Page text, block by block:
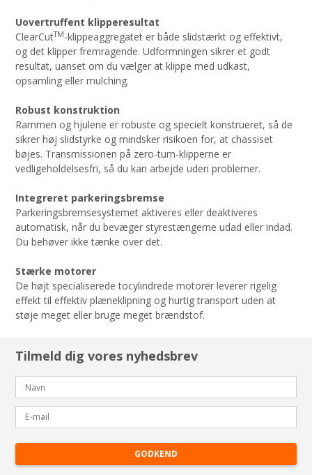
Uovertruffent klipperesultat
ClearCutTM-klippeaggregatet er både slidstærkt og effektivt,
og det klipper fremragende. Udformningen sikrer et godt
resultat, uanset om du vælger at klippe med udkast,
opsamling eller mulching.
Robust konstruktion
Rammen og hjulene er robuste og specielt konstrueret, så de
sikrer høj slidstyrke og mindsker risikoen for, at chassiset
bøjes. Transmissionen på zero-turn-klipperne er
vedligeholdelsesfri, så du kan arbejde uden problemer.
Integreret parkeringsbremse
Parkeringsbremsesystemet aktiveres eller deaktiveres
automatisk, når du bevæger styrestængerne udad eller indad.
Du behøver ikke tænke over det.
Stærke motorer
De højt specialiserede tocylindrede motorer leverer rigelig
effekt til effektiv plæneklipning og hurtig transport uden at
støje meget eller bruge meget brændstof.
Tilmeld dig vores nyhedsbrev
GODKEND